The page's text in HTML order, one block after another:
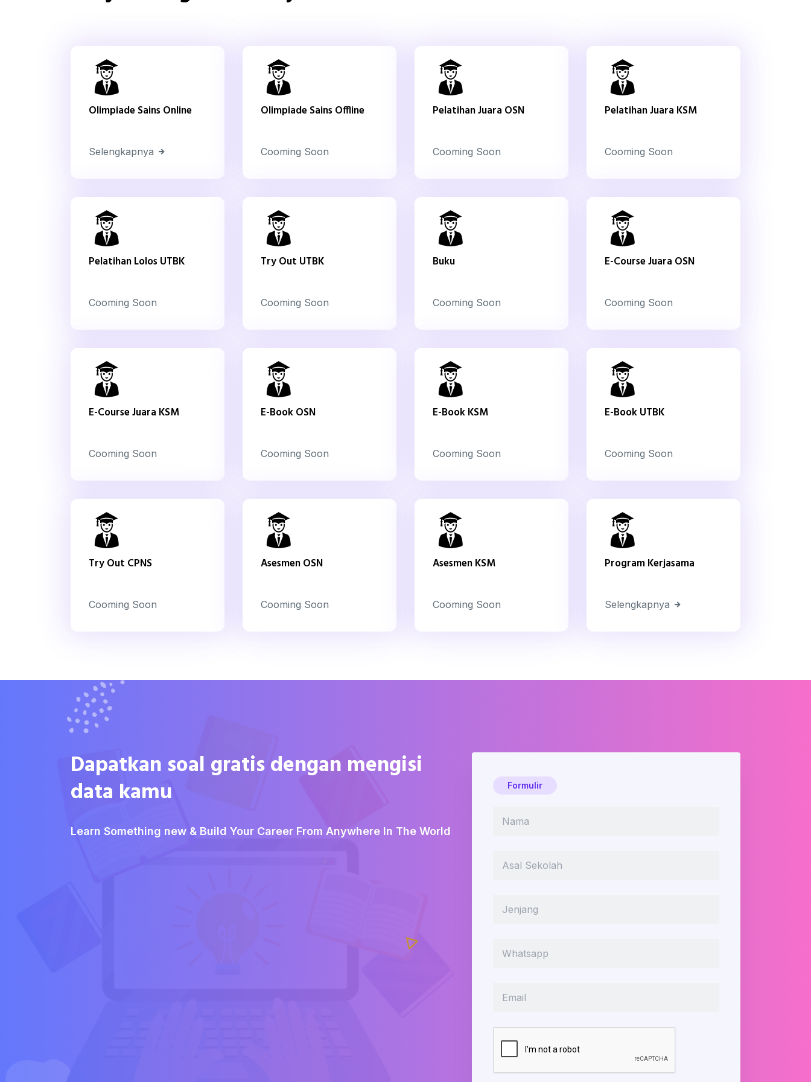
Olimpiade Sains Online
Selengkapnya
Olimpiade Sains Offline
Cooming Soon
Pelatihan Juara OSN
Cooming Soon
Pelatihan Juara KSM
Cooming Soon
Pelatihan Lolos UTBK
Cooming Soon
Try Out UTBK
Cooming Soon
Buku
Cooming Soon
E-Course Juara OSN
Cooming Soon
E-Course Juara KSM
Cooming Soon
E-Book OSN
Cooming Soon
E-Book KSM
Cooming Soon
E-Book UTBK
Cooming Soon
Try Out CPNS
Cooming Soon
Asesmen OSN
Cooming Soon
Asesmen KSM
Cooming Soon
Program Kerjasama
Selengkapnya
Dapatkan soal gratis dengan mengisi
data kamu
Learn Something new & Build Your Career From Anywhere In The World
Formulir